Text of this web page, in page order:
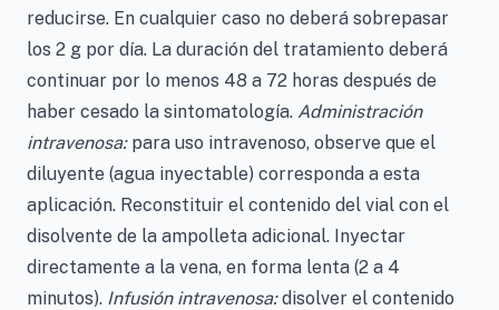
reducirse. En cualquier caso no deberá sobrepasar
los 2 g por día. La duración del tratamiento deberá
continuar por lo menos 48 a 72 horas después de
haber cesado la sintomatología. Administración
intravenosa: para uso intravenoso, observe que el
diluyente (agua inyectable) corresponda a esta
aplicación. Reconstituir el contenido del vial con el
disolvente de la ampolleta adicional. Inyectar
directamente a la vena, en forma lenta (2 a 4
minutos). Infusión intravenosa:disolver el contenido